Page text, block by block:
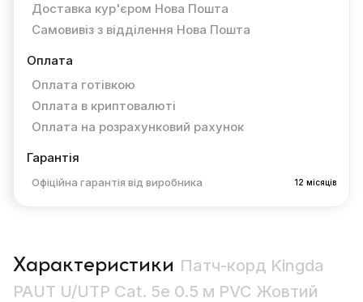
Доставка кур'єром Нова Пошта
Самовивіз з відділення Нова Пошта
Оплата
Оплата готівкою
Оплата в криптовалюті
Оплата на розрахунковий рахунок
Гарантія
Офіційна гарантія від виробника 12 місяців
Характеристики Патч-корд Kingda
PAUT U/UTP Cat. 5e 0.5 м PVC Жовтий